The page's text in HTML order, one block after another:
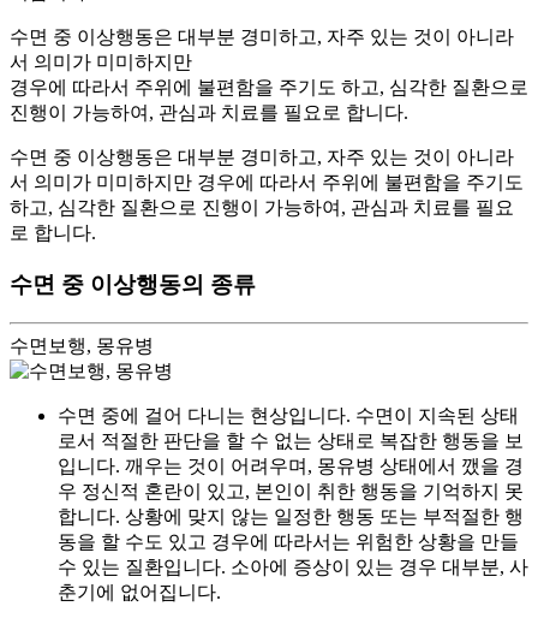
수면 중 이상행동은 대부분 경미하고, 자주 있는 것이 아니라
서 의미가 미미하지만
경우에 따라서 주위에 불편함을 주기도 하고, 심각한 질환으로
진행이 가능하여, 관심과 치료를 필요로 합니다.
수면 중 이상행동은 대부분 경미하고, 자주 있는 것이 아니라
서 의미가 미미하지만 경우에 따라서 주위에 불편함을 주기도
하고, 심각한 질환으로 진행이 가능하여, 관심과 치료를 필요
로 합니다.
수면 중 이상행동의 종류
수면보행, 몽유병
수면 중에 걸어 다니는 현상입니다. 수면이 지속된 상태
로서 적절한 판단을 할 수 없는 상태로 복잡한 행동을 보
입니다. 깨우는 것이 어려우며, 몽유병 상태에서 깼을 경
우 정신적 혼란이 있고, 본인이 취한 행동을 기억하지 못
합니다. 상황에 맞지 않는 일정한 행동 또는 부적절한 행
동을 할 수도 있고 경우에 따라서는 위험한 상황을 만들
수 있는 질환입니다. 소아에 증상이 있는 경우 대부분, 사
춘기에 없어집니다.